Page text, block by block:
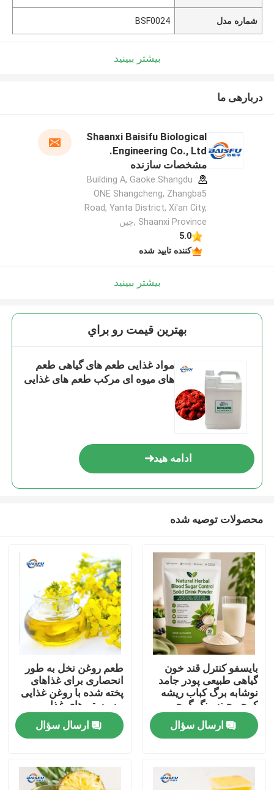
خونه
ویدیو
شماره مدل BSF0024
بیشتر ببینید
دربارهی ما
Shaanxi Baisifu Biological
Engineering Co., Ltd.
مشخصات سازنده
Building A, Gaoke Shangdu
ONE Shangcheng, Zhangba5
Road, Yanta District, Xi'an City,
Shaanxi Province ,چین
5.0
کننده تایید شده
بیشتر ببینید
بهترين قيمت رو براي
مواد غذایی طعم های گیاهی طعم
های میوه ای مرکب طعم های غذایی
ادامه هید
محصولات توصیه شده
بایسفو کنترل قند خون
گیاهی طبیعی پودر جامد
نوشابه برگ کباب ریشه
کوجو جینسینگ گوجی
بیری دانه کاسیا برای
حمایت از قند خون سالم
ارسال سؤال
طعم روغن نخل به طور
انحصاری برای غذاهای
پخته شده با روغن غذایی
و سیستم های غذایی
پخت و پز چینی توسعه
یافته استارسال سؤال